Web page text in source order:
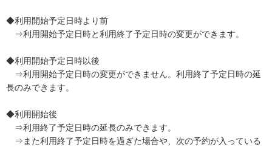
◆利用開始予定日時より前
⇒利用開始予定日時と利用終了予定日時の変更ができます。
◆利用開始予定日時以後
⇒利用開始予定日時の変更ができません。利用終了予定日時の延
長のみできます。
◆利用開始後
⇒利用終了予定日時の延長のみできます。
⇒また利用終了予定日時を過ぎた場合や、次の予約が入っている